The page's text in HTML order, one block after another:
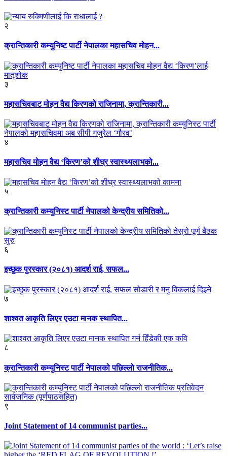
२
क्रान्तिकारी कम्युनिष्ट पार्टी नेपालका महासचिव मोहन...
३
महासचिवबाट मोहन वैद्य किरणको राजिनामा, क्रान्तिकारी...
४
महासचिव मोहन वैद्य ‘किरण’को शीघ्र स्वास्थ्यलाभको...
५
क्रान्तिकारी कम्युनिस्ट पार्टी नेपालको केन्द्रीय समितिको...
६
इच्छुक पुरस्कार (२०८१) आदर्श राई, सफल...
७
शाश्वत आकृति लिएर एउटा मानक स्थापित...
८
क्रान्तिकारी कम्युनिस्ट पार्टी नेपालको पछिल्लो राजनीतिक...
९
Joint Statement of 14 communist parties...